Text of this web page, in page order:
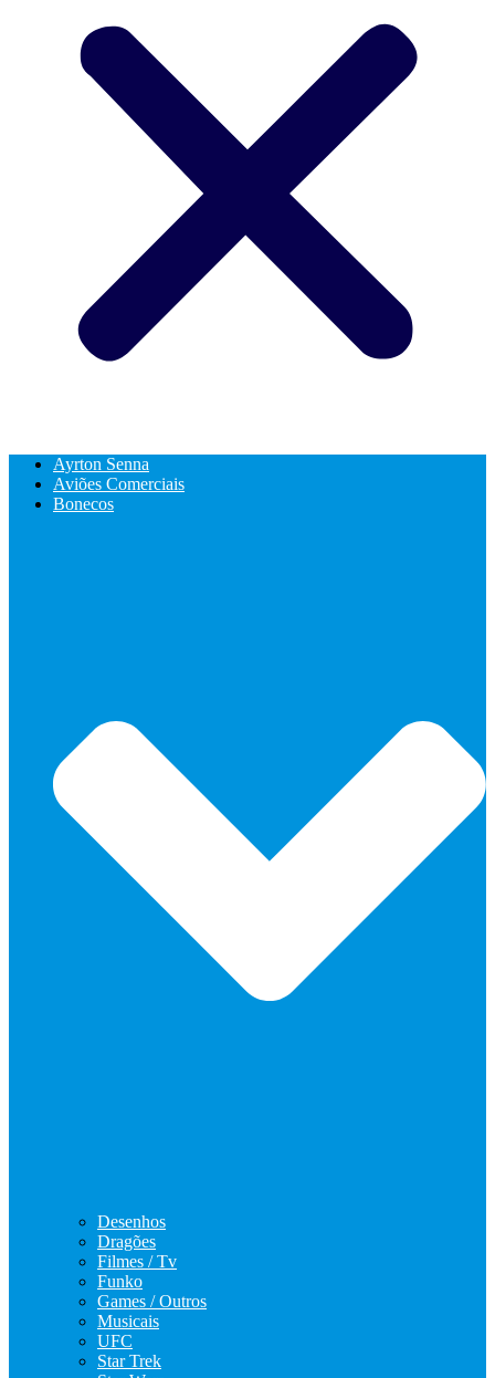
Ayrton Senna
Aviões Comerciais
Bonecos
Desenhos
Dragões
Filmes / Tv
Funko
Games / Outros
Musicais
UFC
Star Trek